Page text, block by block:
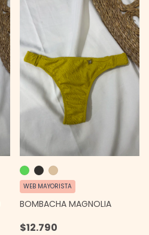
BOMBACHA MAGNOLIA
$12.790
WEB MAYORISTA